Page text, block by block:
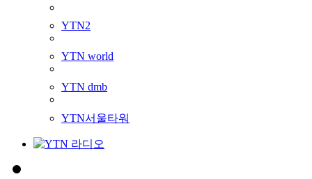
YTN2
YTN world
YTN dmb
YTN서울타워